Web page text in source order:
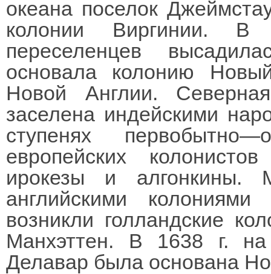
океана поселок
колонии Виргинии. В
переселенцев
основала колонию
Новой Англии.
заселена индейскими
ступенях
европейских
ирокезы и
английскими
возникли голландские
Манхэттен. В 1638 г.
Делавар была основана